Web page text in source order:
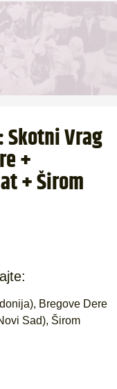
Vrag
+
+ Širom
Bregove Dere
Sad), Širom